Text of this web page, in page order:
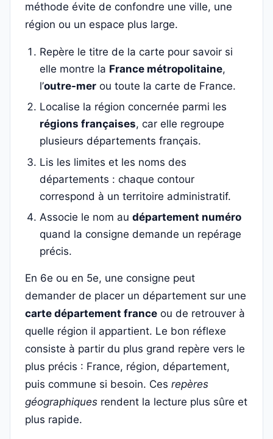
méthode évite de confondre une ville, une
région ou un espace plus large.
Repère le titre de la carte pour savoir si
elle montre la France métropolitaine,
l’outre-mer ou toute la carte de France.
Localise la région concernée parmi les
régions françaises, car elle regroupe
plusieurs départements français.
Lis les limites et les noms des
départements : chaque contour
correspond à un territoire administratif.
Associe le nom au département numéro
quand la consigne demande un repérage
précis.
En 6e ou en 5e, une consigne peut
demander de placer un département sur une
carte département france ou de retrouver à
quelle région il appartient. Le bon réflexe
consiste à partir du plus grand repère vers le
plus précis : France, région, département,
puis commune si besoin. Ces repères
géographiques rendent la lecture plus sûre et
plus rapide.